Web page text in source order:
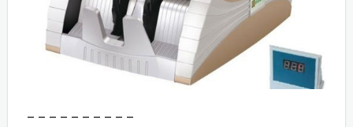
– – – – – – – – – –